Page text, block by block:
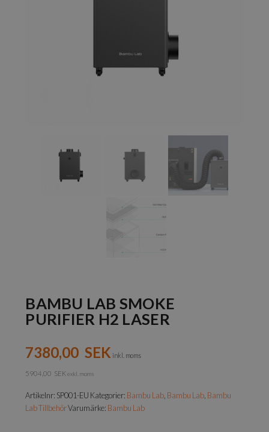
BAMBU LAB SMOKE
PURIFIER H2 LASER
7380,00 SEK inkl. moms
5904,00 SEK exkl. moms
Artikelnr: SP001-EU Kategorier: Bambu Lab Bambu Lab Bambu
Lab TillbehörVarumärke: Bambu Lab